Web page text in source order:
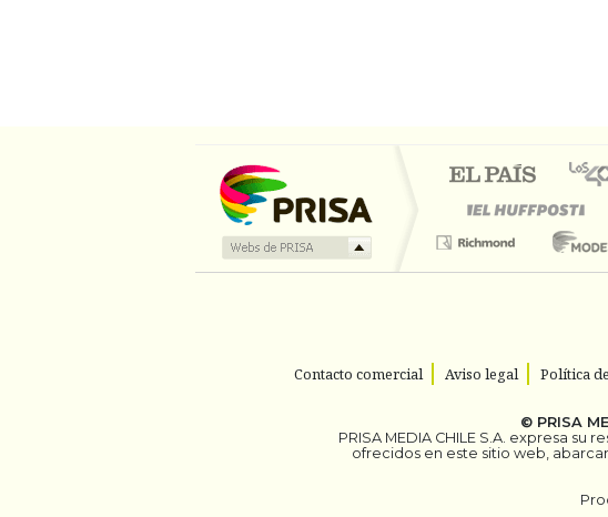
Contacto comercial Aviso legal Política
© PRISA
PRISA MEDIA CHILE S.A. expresa
ofrecidos en este sitio web,